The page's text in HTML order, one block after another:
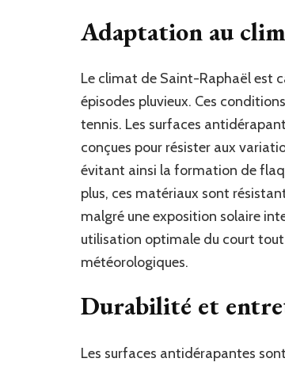
Adaptation au
Le climat de Saint-Raphaël est
épisodes pluvieux. Ces
tennis. Les surfaces
conçues pour résister aux
évitant ainsi la formation de
plus, ces matériaux sont
malgré une exposition solaire
utilisation optimale du court
météorologiques.
Durabilité et
Les surfaces antidérapantes